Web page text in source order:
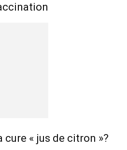
cure « jus de citron »?